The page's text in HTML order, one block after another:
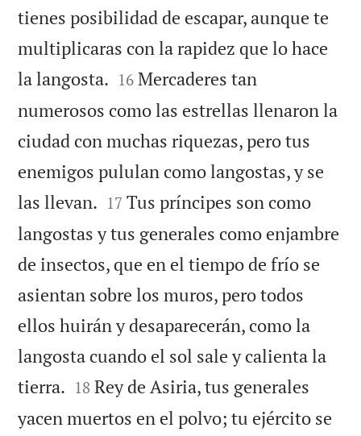
tienes posibilidad de escapar, aunque te
multiplicaras con la rapidez que lo hace
la langosta. 

16 Mercaderes tan
numerosos como las estrellas llenaron la
ciudad con muchas riquezas, pero tus
enemigos pululan como langostas, y se
las llevan. 

17 Tus príncipes son como
langostas y tus generales como enjambre
de insectos, que en el tiempo de frío se
asientan sobre los muros, pero todos
ellos huirán y desaparecerán, como la
langosta cuando el sol sale y calienta la
tierra. 

18 Rey de Asiria, tus generales
yacen muertos en el polvo; tu ejército se